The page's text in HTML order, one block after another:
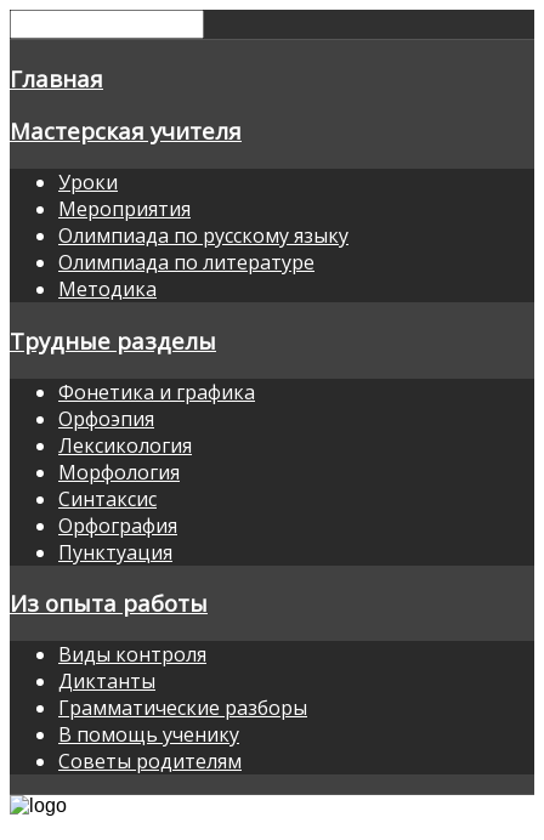
Главная
Мастерская учителя
Уроки
Мероприятия
Олимпиада по русскому языку
Олимпиада по литературе
Методика
Трудные разделы
Фонетика и графика
Орфоэпия
Лексикология
Морфология
Синтаксис
Орфография
Пунктуация
Из опыта работы
Виды контроля
Диктанты
Грамматические разборы
В помощь ученику
Советы родителям